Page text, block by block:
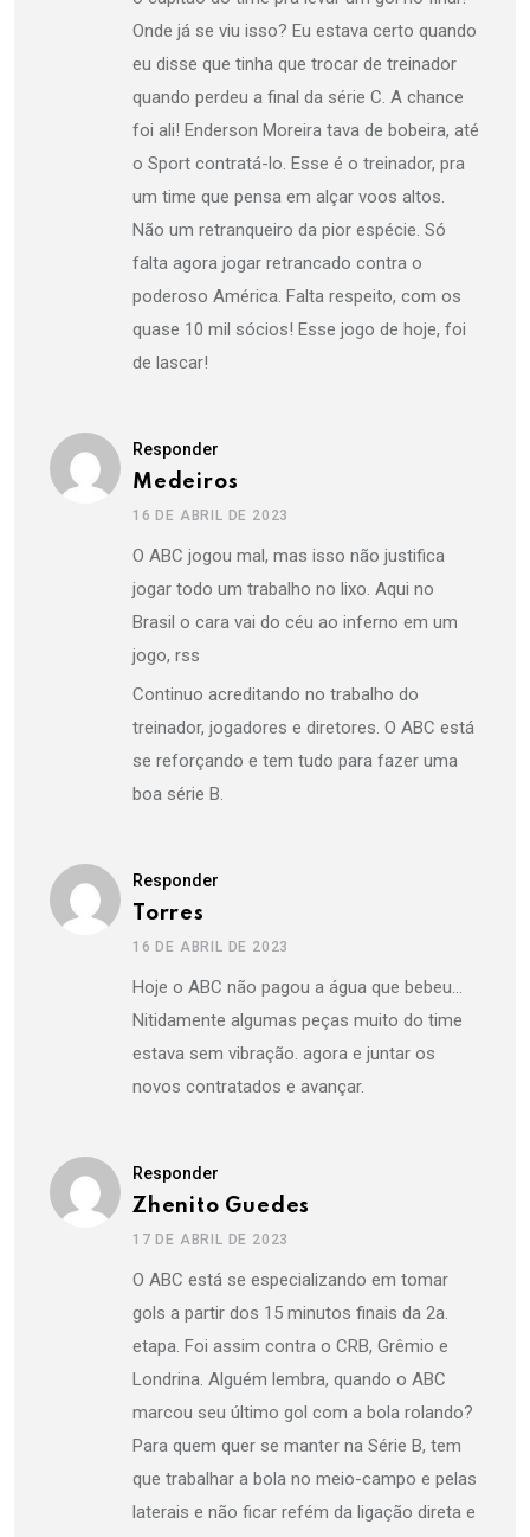
Onde já se viu isso? Eu estava certo quando
eu disse que tinha que trocar de treinador
quando perdeu a final da série C. A chance
foi ali! Enderson Moreira tava de bobeira, até
o Sport contratá-lo. Esse é o treinador, pra
um time que pensa em alçar voos altos.
Não um retranqueiro da pior espécie. Só
falta agora jogar retrancado contra o
poderoso América. Falta respeito, com os
quase 10 mil sócios! Esse jogo de hoje, foi
de lascar!
Responder
Medeiros
16 DE ABRIL DE 2023
O ABC jogou mal, mas isso não justifica
jogar todo um trabalho no lixo. Aqui no
Brasil o cara vai do céu ao inferno em um
jogo, rss
Continuo acreditando no trabalho do
treinador, jogadores e diretores. O ABC está
se reforçando e tem tudo para fazer uma
boa série B.
Responder
Torres
16 DE ABRIL DE 2023
Hoje o ABC não pagou a água que bebeu…
Nitidamente algumas peças muito do time
estava sem vibração. agora e juntar os
novos contratados e avançar.
Responder
Zhenito Guedes
17 DE ABRIL DE 2023
O ABC está se especializando em tomar
gols a partir dos 15 minutos finais da 2a.
etapa. Foi assim contra o CRB, Grêmio e
Londrina. Alguém lembra, quando o ABC
marcou seu último gol com a bola rolando?
Para quem quer se manter na Série B, tem
que trabalhar a bola no meio-campo e pelas
laterais e não ficar refém da ligação direta e